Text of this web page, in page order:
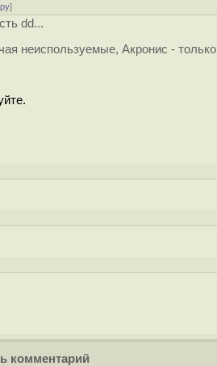
]
dd...
неиспользуемые, Акронис - только
комментарий